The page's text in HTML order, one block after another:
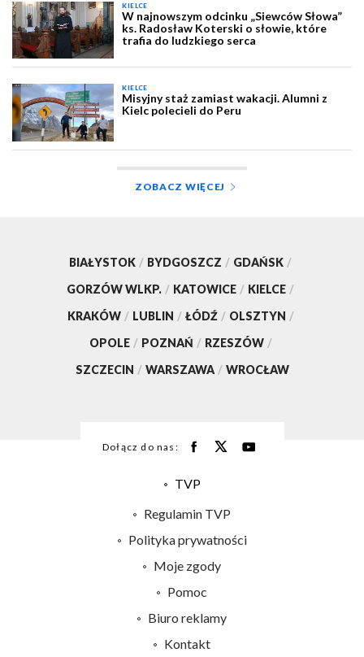
KIELCE
W najnowszym odcinku „Siewców Słowa”
ks. Radosław Koterski o słowie, które
trafia do ludzkiego serca
KIELCE
Misyjny staż zamiast wakacji. Alumni z
Kielc polecieli do Peru
ZOBACZ WIĘCEJ
BIAŁYSTOK / BYDGOSZCZ / GDAŃSK /
GORZÓW WLKP. / KATOWICE / KIELCE /
KRAKÓW / LUBLIN / ŁÓDŹ / OLSZTYN /
OPOLE / POZNAŃ / RZESZÓW /
SZCZECIN / WARSZAWA / WROCŁAW
Dołącz do nas:
TVP
Centrum informacji TVP
Naziemna Telewizja Cyfrowa
Regulamin TVP
Polityka prywatności
Moje zgody
Pomoc
Biuro reklamy
Kontakt